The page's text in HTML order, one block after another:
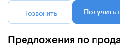
Позвонить Получить
Предложения по